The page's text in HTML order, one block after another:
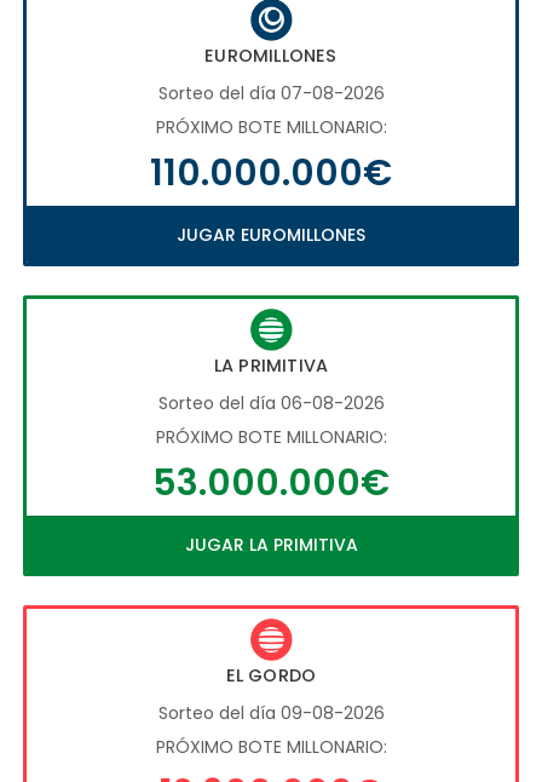
EUROMILLONES
Sorteo del día 07-08-2026
PRÓXIMO BOTE MILLONARIO:
110.000.000€
JUGAR EUROMILLONES
LA PRIMITIVA
Sorteo del día 06-08-2026
PRÓXIMO BOTE MILLONARIO:
53.000.000€
JUGAR LA PRIMITIVA
EL GORDO
Sorteo del día 09-08-2026
PRÓXIMO BOTE MILLONARIO: